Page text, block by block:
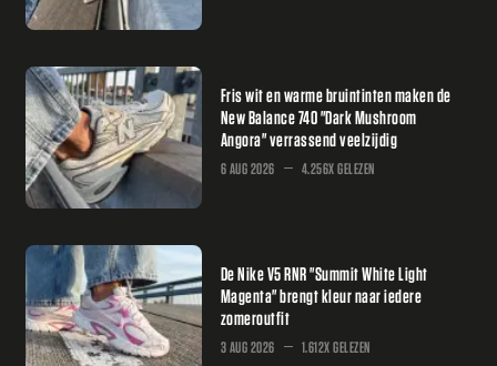
Fris wit en warme bruintinten maken de
New Balance 740 "Dark Mushroom
Angora" verrassend veelzijdig
6 AUG 2026 4.256X GELEZEN
De Nike V5 RNR "Summit White Light
Magenta" brengt kleur naar iedere
zomeroutfit
3 AUG 2026 1.612X GELEZEN